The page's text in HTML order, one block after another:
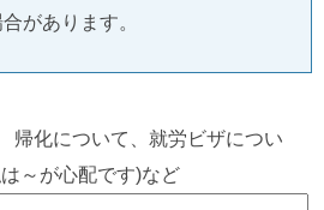
があります。
帰化について、就労ビザについ
～が心配です)など